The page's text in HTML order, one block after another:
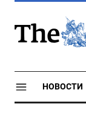
НОВОСТИ